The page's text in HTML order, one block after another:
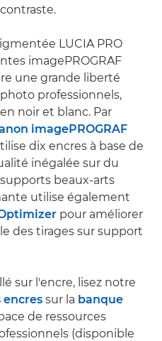
LUCIA PRO
imagePROGRAF
une grande liberté
professionnels,
noir et blanc. Par
imagePROGRAF
dix encres à base de
inégalée sur du
beaux-arts
utilise également
pour améliorer
des tirages sur support
sur l'encre, lisez notre
encres sur la banque
de ressources
(disponible